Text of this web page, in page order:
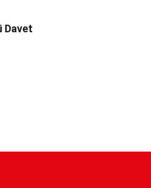
Davet